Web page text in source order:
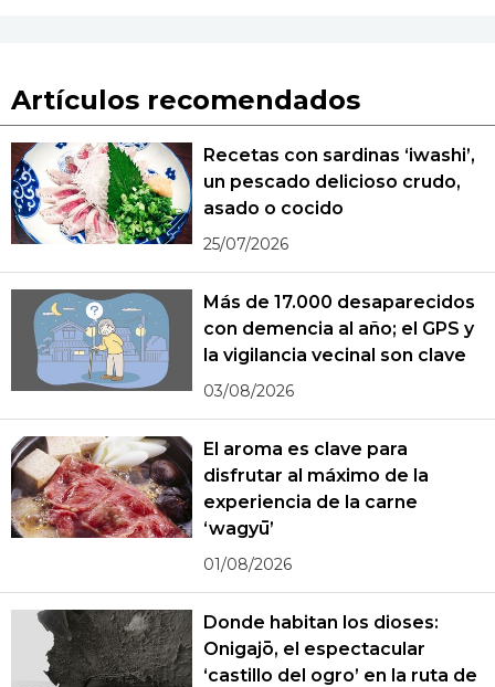
Artículos recomendados
Recetas con sardinas ‘iwashi’,
un pescado delicioso crudo,
asado o cocido
25/07/2026
Más de 17.000 desaparecidos
con demencia al año; el GPS y
la vigilancia vecinal son clave
03/08/2026
El aroma es clave para
disfrutar al máximo de la
experiencia de la carne
‘wagyū’
01/08/2026
Donde habitan los dioses:
Onigajō, el espectacular
‘castillo del ogro’ en la ruta de